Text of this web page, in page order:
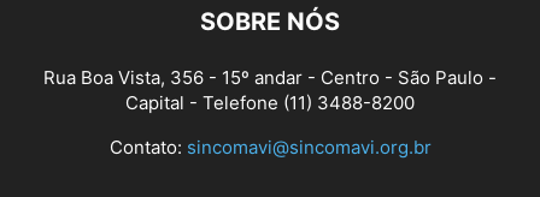
SOBRE NÓS
Rua Boa Vista, 356 - 15º andar - Centro - São Paulo -
Capital - Telefone (11) 3488-8200
Contato: sincomavi@sincomavi.org.br